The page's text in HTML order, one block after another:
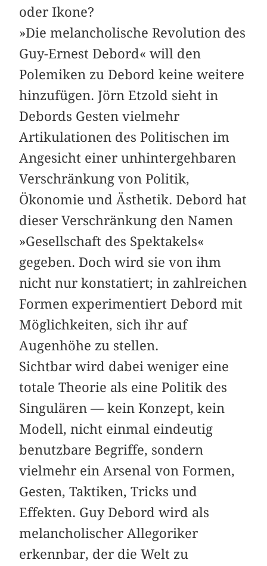
oder Ikone?
»Die melancholische Revolution des
Guy-Ernest Debord« will den
Polemiken zu Debord keine weitere
hinzufügen. Jörn Etzold sieht in
Debords Gesten vielmehr
Artikulationen des Politischen im
Angesicht einer unhintergehbaren
Verschränkung von Politik,
Ökonomie und Ästhetik. Debord hat
dieser Verschränkung den Namen
»Gesellschaft des Spektakels«
gegeben. Doch wird sie von ihm
nicht nur konstatiert; in zahlreichen
Formen experimentiert Debord mit
Möglichkeiten, sich ihr auf
Augenhöhe zu stellen.
Sichtbar wird dabei weniger eine
totale Theorie als eine Politik des
Singulären — kein Konzept, kein
Modell, nicht einmal eindeutig
benutzbare Begriffe, sondern
vielmehr ein Arsenal von Formen,
Gesten, Taktiken, Tricks und
Effekten. Guy Debord wird als
melancholischer Allegoriker
erkennbar, der die Welt zu